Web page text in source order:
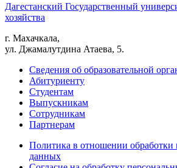
Дагестанский Государственный
хозяйства
г. Махачкала,
ул. Джамалутдина Атаева, 5.
Сведения об образовательной
Абитуриенту
Студентам
Выпускникам
Сотрудникам
Партнерам
Политика в отношении обработки
данных